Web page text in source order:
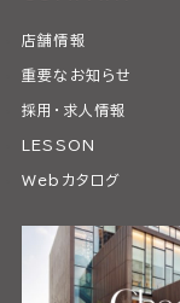
店舗情報
重要なお知らせ
採用・求人情報
LESSON
Webカタログ